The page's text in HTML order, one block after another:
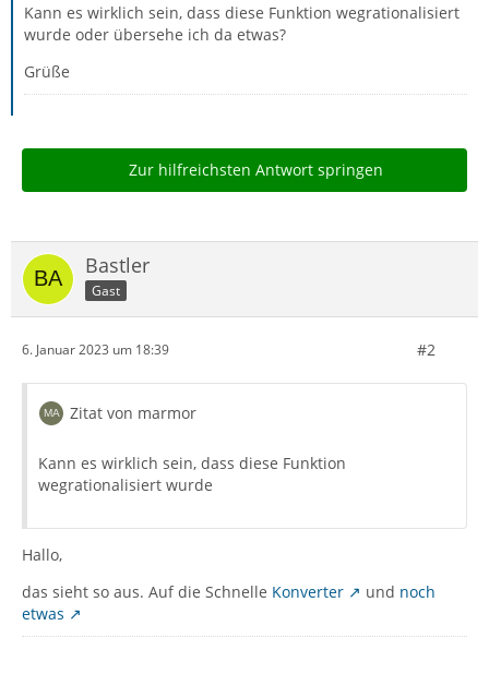
Kann es wirklich sein, dass diese Funktion wegrationalisiert
wurde oder übersehe ich da etwas?
Grüße
Zur hilfreichsten Antwort springen
Bastler
Gast
6. Januar 2023 um 18:39 #2
Zitat von marmor
Kann es wirklich sein, dass diese Funktion
wegrationalisiert wurde
Hallo,
das sieht so aus. Auf die Schnelle Konverter und noch
etwas